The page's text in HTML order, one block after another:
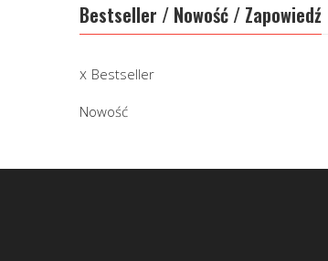
Bestseller / Nowość / Zapowiedź
Bestseller
Nowość